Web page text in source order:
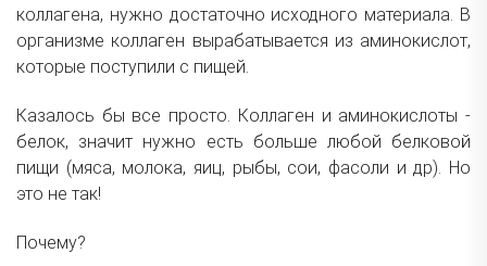
коллагена, нужно достаточно исходного материала. В
организме коллаген вырабатывается из аминокислот,
которые поступили с пищей.
Казалось бы все просто. Коллаген и аминокислоты -
белок, значит нужно есть больше любой белковой
пищи (мяса, молока, яиц, рыбы, сои, фасоли и др). Но
это не так!
Почему?